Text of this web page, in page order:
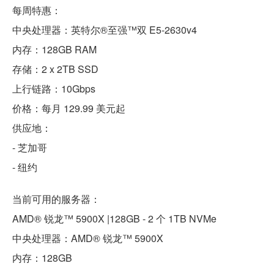
每周特惠：
中央处理器：英特尔®至强™双 E5-2630v4
内存：128GB RAM
存储：2 x 2TB SSD
上行链路：10Gbps
价格：每月 129.99 美元起
供应地：
- 芝加哥
- 纽约
当前可用的服务器：
AMD® 锐龙™ 5900X |128GB - 2 个 1TB NVMe
中央处理器：AMD® 锐龙™ 5900X
内存：128GB